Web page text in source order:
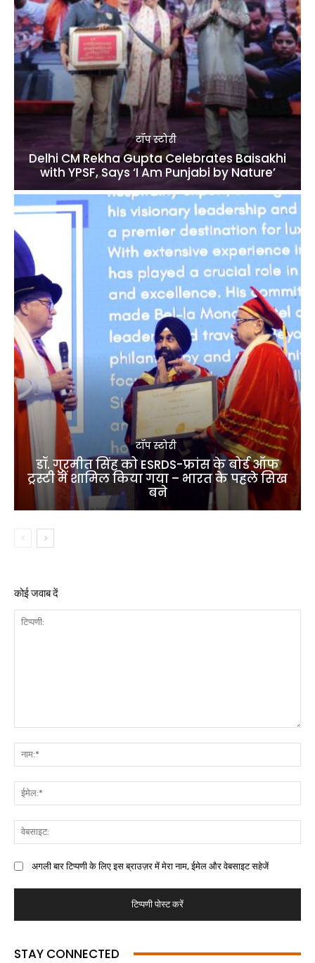
टॉप स्टोरी
Delhi CM Rekha Gupta Celebrates Baisakhi
with YPSF, Says ‘I Am Punjabi by Nature’
टॉप स्टोरी
डॉ. गुरमीत सिंह को ESRDS-फ्रांस के बोर्ड ऑफ
ट्रस्टी में शामिल किया गया – भारत के पहले सिख
बने
कोई जवाब दें
अगली बार टिप्पणी के लिए इस ब्राउज़र में मेरा नाम, ईमेल और वेबसाइट सहेजें
STAY CONNECTED